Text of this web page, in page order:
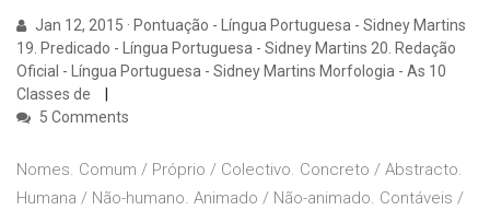
Jan 12, 2015 · Pontuação - Língua Portuguesa - Sidney Martins
19. Predicado - Língua Portuguesa - Sidney Martins 20. Redação
Oficial - Língua Portuguesa - Sidney Martins Morfologia - As 10
Classes de
5 Comments
Nomes. Comum / Próprio / Colectivo. Concreto / Abstracto.
Humana / Não-humano. Animado / Não-animado. Contáveis /